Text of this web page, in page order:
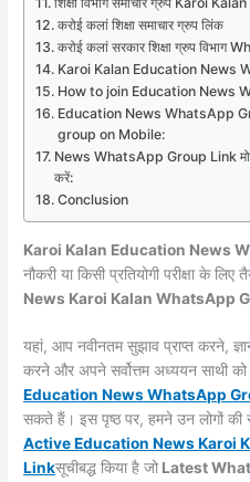
करोई कलां शिक्षा समाचार ग्रुप लिंक
करोई कलां सरकार शिक्षा ग्रुप
Karoi Kalan Education News
How to join Education News
Education News WhatsApp
group on Mobile:
News WhatsApp Group Link
करें:
Conclusion
Karoi Kalan Education News
नौकरी या किसी प्रतियोगी परीक्षा के
News Karoi Kalan WhatsApp
यहां, आप नवीनतम सुझाव प्राप्त करने,
करने और अपने सर्वोत्तम अध्ययन साथी
Education News WhatsApp
सकते हैं। इस पृष्ठ पर, हमने उन लोगों की
Active Education News Karoi
Linkसूचीबद्ध किया है जो Latest